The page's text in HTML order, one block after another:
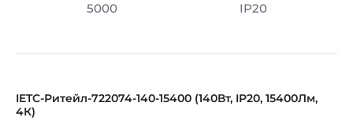
5000 IP20
IETC-Ритейл-722074-140-15400 (140Вт, IP20, 15400Лм,
4К)